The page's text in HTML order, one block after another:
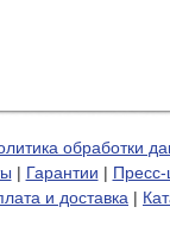
обработки
| Гарантии | Пресс-
и доставка |